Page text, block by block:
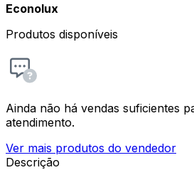
Econolux
Produtos disponíveis
Ainda não há vendas suficientes
atendimento.
Ver mais produtos do vendedor
Descrição